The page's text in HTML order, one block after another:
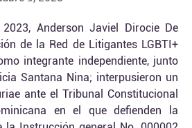
Anderson Javiel Dirocie De
de la Red de Litigantes LGBTI+
integrante independiente, junto
Santana Nina; interpusieron un
ante el Tribunal Constitucional
en el que defienden la